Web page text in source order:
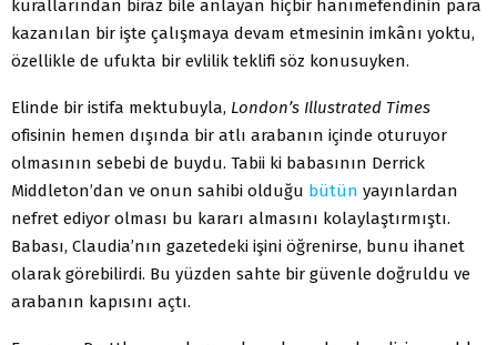
kurallarından biraz bile anlayan hiçbir hanımefendinin para
kazanılan bir işte çalışmaya devam etmesinin imkânı yoktu,
özellikle de ufukta bir evlilik teklifi söz konusuyken.
Elinde bir istifa mektubuyla, London’s Illustrated Times
ofisinin hemen dışında bir atlı arabanın içinde oturuyor
olmasının sebebi de buydu. Tabii ki babasının Derrick
Middleton’dan ve onun sahibi olduğu bütün yayınlardan
nefret ediyor olması bu kararı almasını kolaylaştırmıştı.
Babası, Claudia’nın gazetedeki işini öğrenirse, bunu ihanet
olarak görebilirdi. Bu yüzden sahte bir güvenle doğruldu ve
arabanın kapısını açtı.